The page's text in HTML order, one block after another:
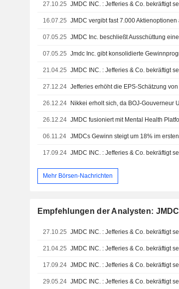
27.10.25 JMDC INC. : Jefferies & Co. bekräftigt
16.07.25 JMDC vergibt fast 7.000
07.05.25
07.05.25
21.04.25 JMDC INC. : Jefferies & Co. bekräftigt
27.12.24
26.12.24
26.12.24 JMDC fusioniert mit Mental Health
06.11.24 JMDCs Gewinn steigt um 18% im
17.09.24 JMDC INC. : Jefferies & Co. bekräftigt
Mehr Börsen-Nachrichten
Empfehlungen der Analysten:
27.10.25 JMDC INC. : Jefferies & Co. bekräftigt
21.04.25 JMDC INC. : Jefferies & Co. bekräftigt
17.09.24 JMDC INC. : Jefferies & Co. bekräftigt
29.05.24 JMDC INC. : Jefferies & Co. bekräftigt